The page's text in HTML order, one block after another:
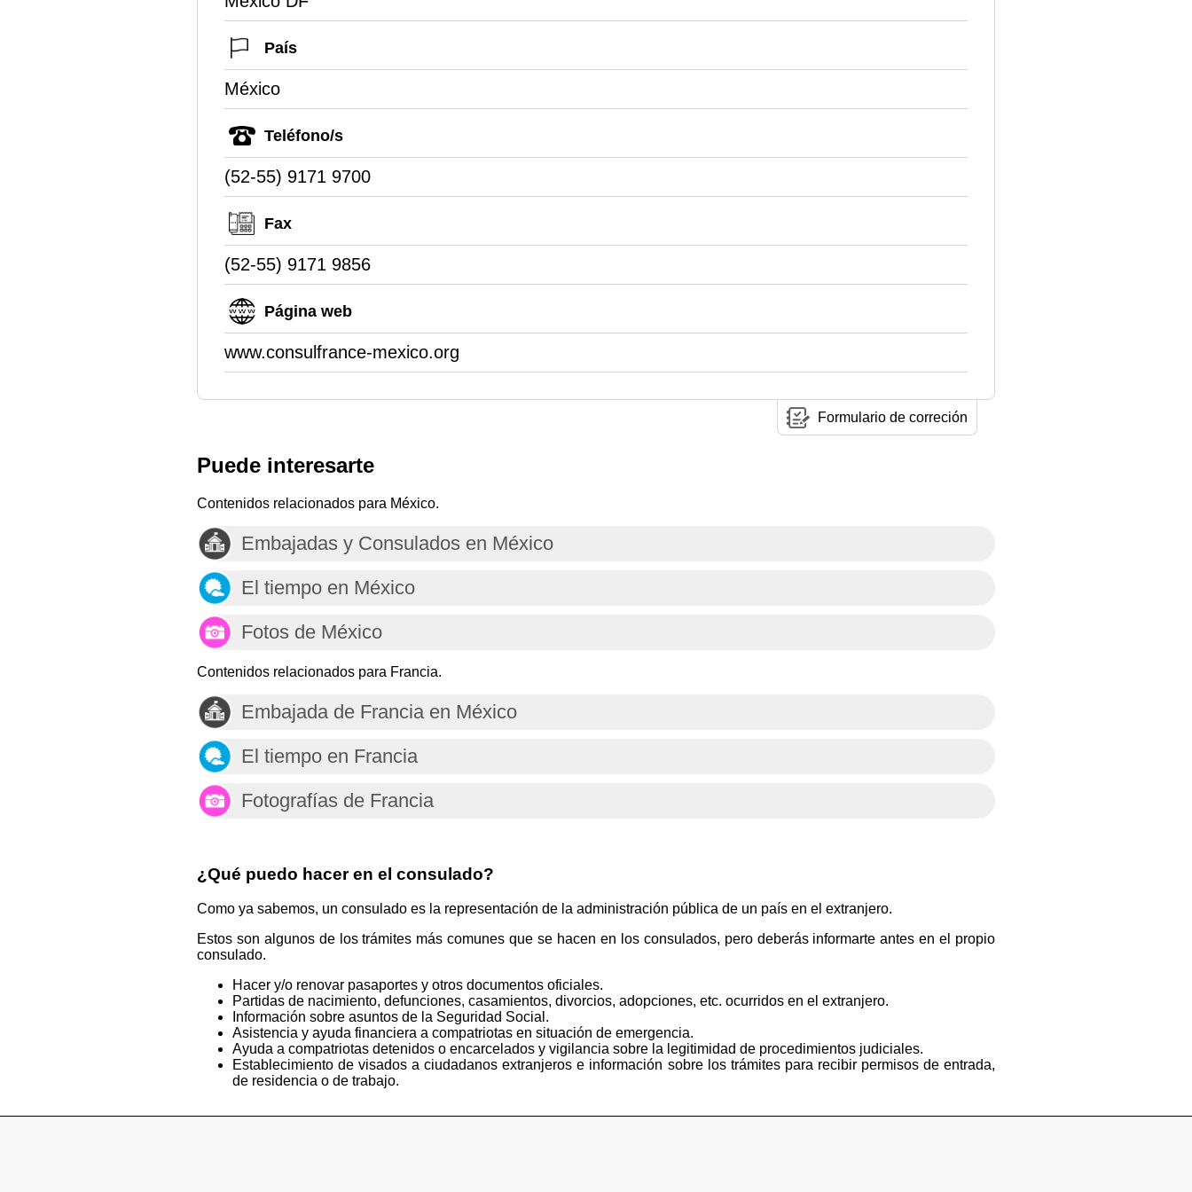
País
México
Teléfono/s
(52-55) 9171 9700
Fax
(52-55) 9171 9856
Página web
www.consulfrance-mexico.org
Formulario de correción
Puede interesarte
Contenidos relacionados para México.
Embajadas y Consulados en México
El tiempo en México
Fotos de México
Contenidos relacionados para Francia.
Embajada de Francia en México
El tiempo en Francia
Fotografías de Francia
¿Qué puedo hacer en el consulado?
Como ya sabemos, un consulado es la representación de la administración pública de un país en el extranjero.
Estos son algunos de los trámites más comunes que se hacen en los consulados, pero deberás informarte antes en el propio
consulado.
Hacer y/o renovar pasaportes y otros documentos oficiales.
Partidas de nacimiento, defunciones, casamientos, divorcios, adopciones, etc. ocurridos en el extranjero.
Información sobre asuntos de la Seguridad Social.
Asistencia y ayuda financiera a compatriotas en situación de emergencia.
Ayuda a compatriotas detenidos o encarcelados y vigilancia sobre la legitimidad de procedimientos judiciales.
Establecimiento de visados a ciudadanos extranjeros e información sobre los trámites para recibir permisos de entrada,
de residencia o de trabajo.